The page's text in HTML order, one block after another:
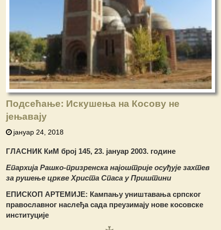
Подсећање: Искушења на Косову не
јењавају
јануар 24, 2018
ГЛАСНИК КиМ број 145, 23. јануар 2003. године
Епархија Рашко-призренска најоштрије осуђује захтев
за рушење цркве Христа Спаса у Приштини
ЕПИСКОП АРТЕМИЈЕ: Кампању уништавања српског
православног наслеђа сада преузимају нове косовске
институције